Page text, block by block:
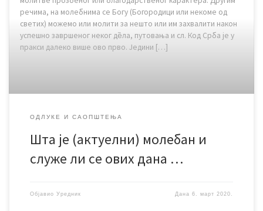
речима, на молебнима се Богу (Богородици или некоме од
светих) можемо или молити за нешто или им захвалити након
успешно завршеног неког дȅла, путовања и сл. Код Срба је у
пракси далеко више ово прво. Једини […]
ОДЛУКЕ И САОПШТЕЊА
Шта је (актуелни) молебан и
служе ли се ових дана …
Објавио Уредник Дана6. март 2020.